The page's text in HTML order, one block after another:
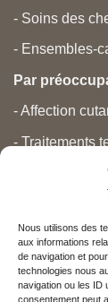
Nous utilisons des
aux informations
de navigation et
technologies nous
navigation ou les ID
consentement peut
- Soins des
- Ensembles-
Par
- Affection
- Traitements
- Grossesse
- Anti-âge et